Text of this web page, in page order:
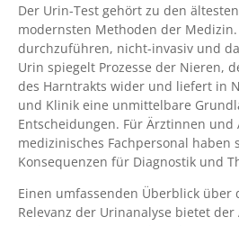
Der Urin-Test gehört zu den
modernsten Methoden der
durchzuführen, nicht-invasiv und
Urin spiegelt Prozesse der Nieren,
des Harntrakts wider und liefert in
und Klinik eine unmittelbare
Entscheidungen. Für Ärztinnen und
medizinisches Fachpersonal haben
Konsequenzen für Diagnostik und
Einen umfassenden Überblick über
Relevanz der Urinanalyse bietet der